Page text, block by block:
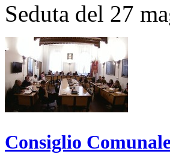
Seduta del 27
Consiglio